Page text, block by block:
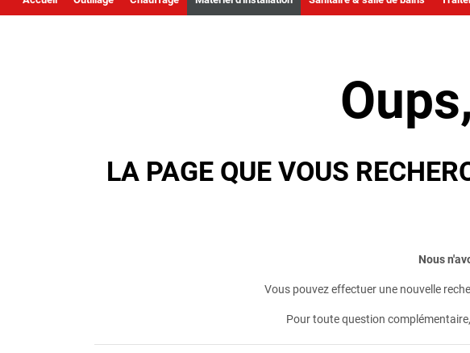
LA PAGE QUE VOUS
Nous
Vous pouvez effectuer une nouvelle
Pour toute question